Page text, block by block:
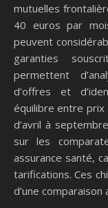
mutuelles
40 euros par
peuvent
garanties
permettent
d’offres et
équilibre entre prix
d’avril à
sur les
assurance santé,
tarifications. Ces
d’une